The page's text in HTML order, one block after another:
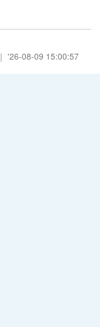
｜ '26-08-09 15:00:57